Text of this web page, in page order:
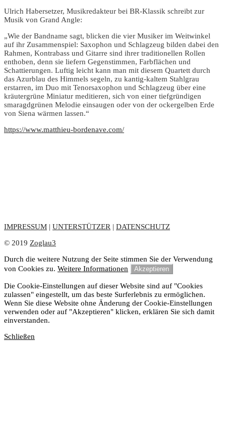
Ulrich Habersetzer, Musikredakteur bei BR-Klassik schreibt zur
Musik von Grand Angle:
„Wie der Bandname sagt, blicken die vier Musiker im Weitwinkel
auf ihr Zusammenspiel: Saxophon und Schlagzeug bilden dabei den
Rahmen, Kontrabass und Gitarre sind ihrer traditionellen Rollen
enthoben, denn sie liefern Gegenstimmen, Farbflächen und
Schattierungen. Luftig leicht kann man mit diesem Quartett durch
das Azurblau des Himmels segeln, zu kantig-kaltem Stahlgrau
erstarren, im Duo mit Tenorsaxophon und Schlagzeug über eine
kräutergrüne Miniatur meditieren, sich von einer tiefgründigen
smaragdgrünen Melodie einsaugen oder von der ockergelben Erde
von Siena wärmen lassen.“
https://www.matthieu-bordenave.com/
IMPRESSUM | UNTERSTÜTZER | DATENSCHUTZ
© 2019 Zoglau3
Durch die weitere Nutzung der Seite stimmen Sie der Verwendung
von Cookies zu. Weitere Informationen Akzeptieren
Die Cookie-Einstellungen auf dieser Website sind auf "Cookies
zulassen" eingestellt, um das beste Surferlebnis zu ermöglichen.
Wenn Sie diese Website ohne Änderung der Cookie-Einstellungen
verwenden oder auf "Akzeptieren" klicken, erklären Sie sich damit
einverstanden.
Schließen